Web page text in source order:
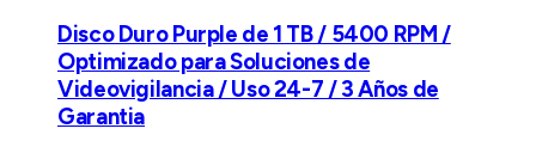
Disco Duro Purple de 1 TB / 5400 RPM /
Optimizado para Soluciones de
Videovigilancia / Uso 24-7 / 3 Años de
Garantia